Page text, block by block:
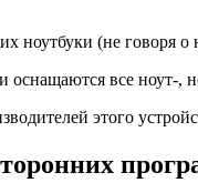
ноутбуки (не говоря
все ноут-,
этого